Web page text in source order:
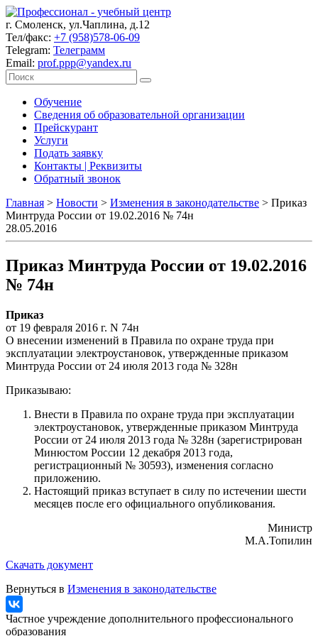
г. Смоленск, ул.Чаплина, д.12
Тел/факс: +7 (958)578-06-09
Telegram: Телеграмм
Email: prof.ppp@yandex.ru
Обучение
Сведения об образовательной организации
Прейскурант
Услуги
Подать заявку
Контакты | Реквизиты
Обратный звонок
Главная > Новости > Изменения в законодательстве > Приказ
Минтруда России от 19.02.2016 № 74н
28.05.2016
Приказ Минтруда России от 19.02.2016
№ 74н
Приказ
от 19 февраля 2016 г. N 74н
О внесении изменений в Правила по охране труда при
эксплуатации электроустановок, утвержденные приказом
Минтруда России от 24 июля 2013 года № 328н
Приказываю:
Внести в Правила по охране труда при эксплуатации
электроустановок, утвержденные приказом Минтруда
России от 24 июля 2013 года № 328н (зарегистрирован
Минюстом России 12 декабря 2013 года,
регистрационный № 30593), изменения согласно
приложению.
Настоящий приказ вступает в силу по истечении шести
месяцев после его официального опубликования.
Министр
М.А.Топилин
Скачать документ
Вернуться в Изменения в законодательстве
Частное учреждение дополнительного профессионального
образования